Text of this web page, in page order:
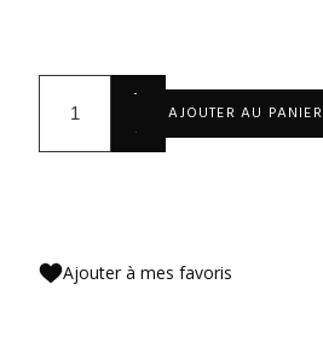
+
-
AJOUTER AU PANIER
Ajouter à mes favoris